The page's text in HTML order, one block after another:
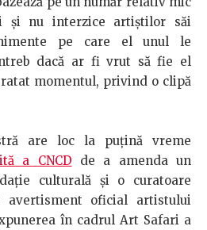
şi nu interzice artiştilor săi
pe care el unul le
dacă ar fi vrut să fie el
momentul, privind o clipă
are loc la puţină vreme
a CNCD de a amenda un
culturală şi o curatoare
avertisment oficial artistului
în cadrul Art Safari a